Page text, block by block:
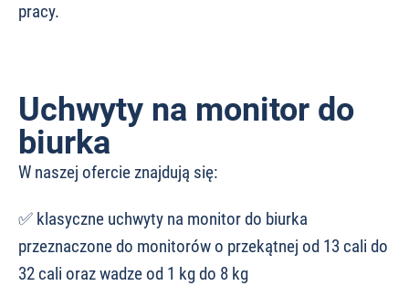
pracy.
Uchwyty na monitor do
biurka
W naszej ofercie znajdują się:
✅ klasyczne uchwyty na monitor do biurka
przeznaczone do monitorów o przekątnej od 13 cali do
32 cali oraz wadze od 1 kg do 8 kg